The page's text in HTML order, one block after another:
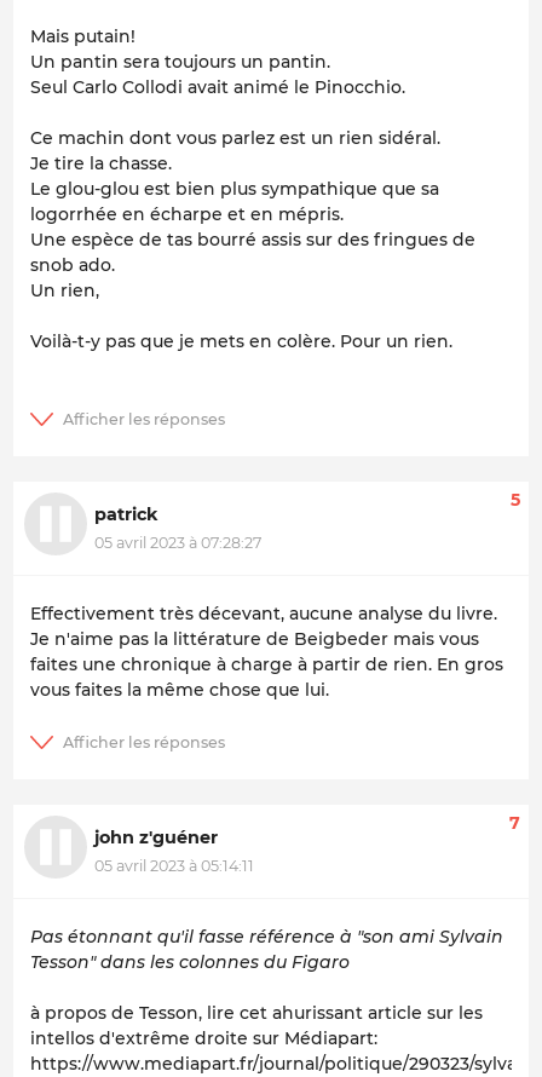
Mais putain!
Un pantin sera toujours un pantin.
Seul Carlo Collodi avait animé le Pinocchio.
Ce machin dont vous parlez est un rien sidéral.
Je tire la chasse.
Le glou-glou est bien plus sympathique que sa
logorrhée en écharpe et en mépris.
Une espèce de tas bourré assis sur des fringues de
snob ado.
Un rien,
Voilà-t-y pas que je mets en colère. Pour un rien.
patrick
05 avril 2023 à 07:28:27
5
Effectivement très décevant, aucune analyse du livre.
Je n'aime pas la littérature de Beigbeder mais vous
faites une chronique à charge à partir de rien. En gros
vous faites la même chose que lui.
john z'guéner
05 avril 2023 à 05:14:11
7
Pas étonnant qu'il fasse référence à "son ami Sylvain
Tesson" dans les colonnes du Figaro
à propos de Tesson, lire cet ahurissant article sur les
intellos d'extrême droite sur Médiapart:
https://www.mediapart.fr/journal/politique/290323/sylvain-